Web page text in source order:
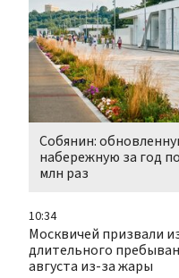
Собянин:
набережную за год
млн раз
10:34
Москвичей призвали
длительного
августа из-за жары